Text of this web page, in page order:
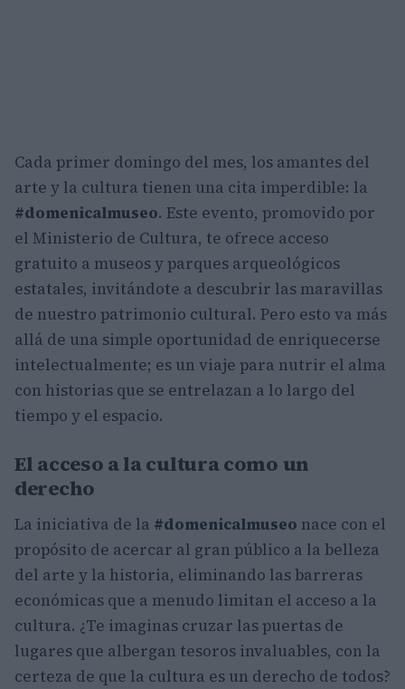
Cada primer domingo del mes, los amantes del
arte y la cultura tienen una cita imperdible: la
#domenicalmuseo. Este evento, promovido por
el Ministerio de Cultura, te ofrece acceso
gratuito a museos y parques arqueológicos
estatales, invitándote a descubrir las maravillas
de nuestro patrimonio cultural. Pero esto va más
allá de una simple oportunidad de enriquecerse
intelectualmente; es un viaje para nutrir el alma
con historias que se entrelazan a lo largo del
tiempo y el espacio.
El acceso a la cultura como un
derecho
La iniciativa de la #domenicalmuseo nace con el
propósito de acercar al gran público a la belleza
del arte y la historia, eliminando las barreras
económicas que a menudo limitan el acceso a la
cultura. ¿Te imaginas cruzar las puertas de
lugares que albergan tesoros invaluables, con la
certeza de que la cultura es un derecho de todos?